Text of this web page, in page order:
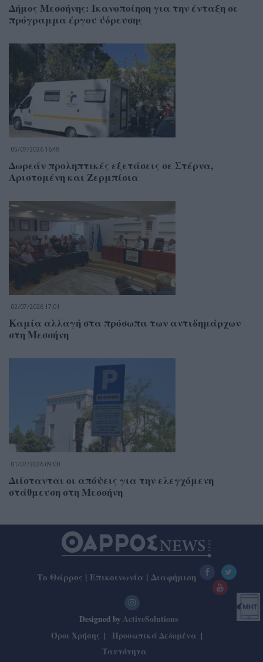
Δήμος Μεσσήνης: Ικανοποίηση για την ένταξη σε
πρόγραμμα έργου ύδρευσης
05/07/2026 16:48
Δωρεάν προληπτικές εξετάσεις σε Στέρνα,
Αριστομένη και Ζερμπίσια
02/07/2026 17:01
Καμία αλλαγή στα πρόσωπα των αντιδημάρχων
στη Μεσσήνη
01/07/2026 09:00
Διίστανται οι απόψεις για την ελεγχόμενη
στάθμευση στη Μεσσήνη
Το Θάρρος | Επικοινωνία | Διαφήμιση
Designed by ActiveSolutions
Όροι Χρήσης
Προσωπικά Δεδομένα
Ταυτότητα